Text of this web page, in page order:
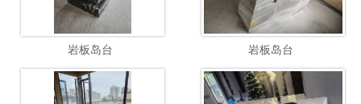
岩板岛台 岩板岛台